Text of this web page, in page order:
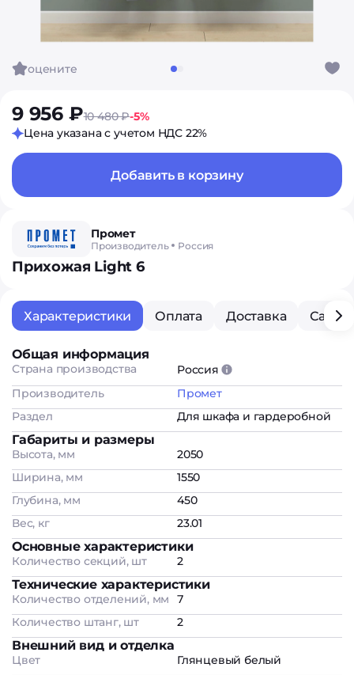
оцените
9 956 ₽10 480 ₽-5%
Цена указана с учетом НДС 22%
Добавить в корзину
Промет
Производитель Россия
Прихожая Light 6
Характеристики Оплата Доставка
Общая информация
Страна производства
Россия
Производитель
Промет
Раздел
Для шкафа и гардеробной
Габариты и размеры
Высота, мм
2050
Ширина, мм
1550
Глубина, мм
450
Вес, кг
23.01
Основные характеристики
Количество секций, шт 2
Технические характеристики
Количество отделений, мм
7
Количество штанг, шт
2
Внешний вид и отделка
Цвет
Глянцевый белый